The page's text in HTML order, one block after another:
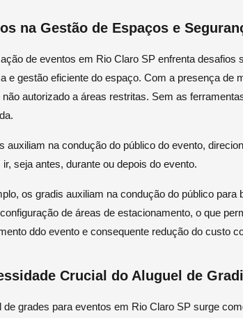
na Gestão de Espaços e
de eventos em Rio Claro SP enfrenta
e gestão eficiente do espaço. Com a presença de
autorizado a áreas restritas. Sem as
auxiliam na condução do público do evento,
seja antes, durante ou depois do evento.
os gradis auxiliam na condução do público
de áreas de estacionamento, o que
ddo evento e consequente redução do custo
Crucial do Aluguel de
de grades para eventos em Rio Claro SP surge